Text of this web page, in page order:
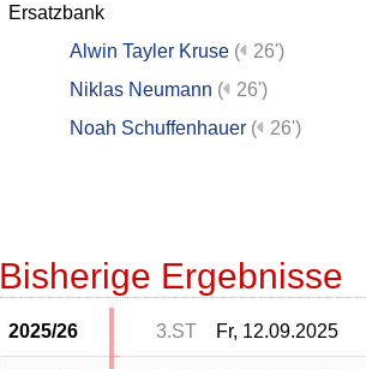
Ersatzbank
Alwin Tayler Kruse (
26')
Niklas Neumann (
26')
Noah Schuffenhauer ( 26')
Bisherige Ergebnisse
2025/26 3.ST Fr, 12.09.2025